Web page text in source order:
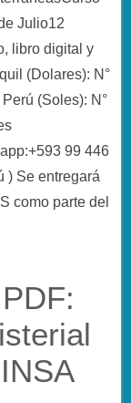
Julio12
libro digital y
(Dolares): N°
(Soles): N°
99 446
) Se entregará
como parte del